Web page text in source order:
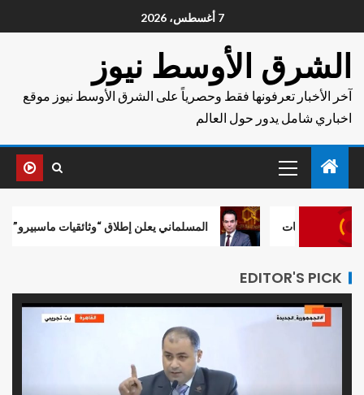
7 أغسطس، 2026
الشرق الأوسط نيوز
آخر الأخبار تعرفونها فقط وحصرياً على الشرق الأوسط نيوز موقع
اخباري شامل يدور حول العالم
المسلماني يعلن إطلاق “وثائقيات ماسبيرو”..قناة رقمية
EDITOR'S PICK